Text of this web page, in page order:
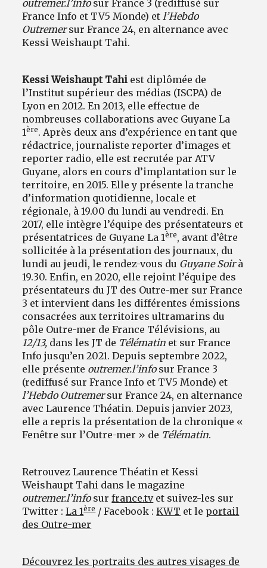
outremer.l’info sur France 3 (rediffusé sur
France Info et TV5 Monde) etl’Hebdo
Outremersur France 24, en alternance avec
Kessi Weishaupt Tahi.
Kessi Weishaupt Tahi est diplômée de
l’Institut supérieur des médias (ISCPA) de
Lyon en 2012. En 2013, elle effectue de
nombreuses collaborations avec Guyane La
1ère. Après deux ans d’expérience en tant que
rédactrice, journaliste reporter d’images et
reporter radio, elle est recrutée par ATV
Guyane, alors en cours d’implantation sur le
territoire, en 2015. Elle y présente la tranche
d’information quotidienne, locale et
régionale, à 19.00 du lundi au vendredi. En
2017, elle intègre l’équipe des présentateurs et
présentatrices de Guyane La 1ère, avant d’être
sollicitée à la présentation des journaux, du
lundi au jeudi, le rendez-vous du Guyane Soirà
19.30. Enfin, en 2020, elle rejoint l’équipe des
présentateurs du JT des Outre-mer sur France
3 et intervient dans les différentes émissions
consacrées aux territoires ultramarins du
pôle Outre-mer de France Télévisions, au
12/13, dans les JT de Télématin et sur France
Info jusqu’en 2021. Depuis septembre 2022,
elle présente outremer.l’info sur France 3
(rediffusé sur France Info et TV5 Monde) et
l’Hebdo Outremersur France 24, en alternance
avec Laurence Théatin. Depuis janvier 2023,
elle a repris la présentation de la chronique «
Fenêtre sur l’Outre-mer » de Télématin.
Retrouvez Laurence Théatin et Kessi
Weishaupt Tahi dans le magazine
outremer.l’infosurfrance.tvet suivez-les sur
Twitter :La 1ère/ Facebook :KWT et le portail
des Outre-mer
Découvrez les portraits des autres visages de